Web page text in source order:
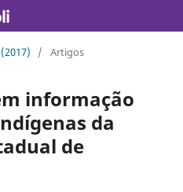
/ Artigos
informação
da
de